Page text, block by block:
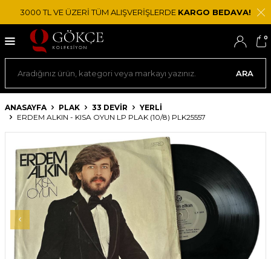
3000 TL VE ÜZERİ TÜM ALIŞVERİŞLERDE KARGO BEDAVA!
ARA
0
ANASAYFA PLAK 33 DEVIR
YERLI
ERDEM ALKIN - KISA OYUN LP PLAK (10/8) PLK25557